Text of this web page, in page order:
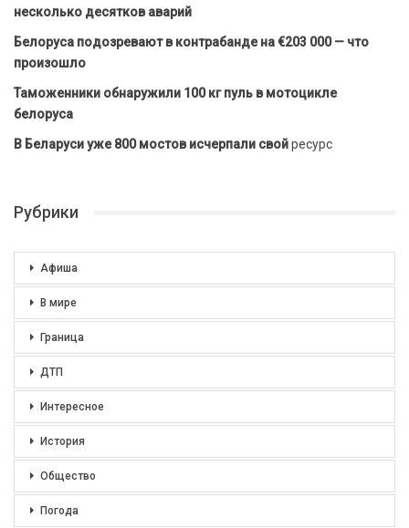
несколько десятков аварий
Белоруса подозревают в контрабанде на €203 000 — что
произошло
Таможенники обнаружили 100 кг пуль в мотоцикле
белоруса
В Беларуси уже 800 мостов исчерпали свойресурс
Рубрики
Афиша
В мире
Граница
ДТП
Интересное
История
Общество
Погода